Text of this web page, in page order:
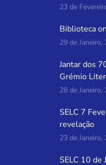
23 de
Biblioteca
29 de Janeiro,
Jantar dos
Grémio
28 de Janeiro,
SELC 7
revelação
23 de Janeiro,
SELC 10 de